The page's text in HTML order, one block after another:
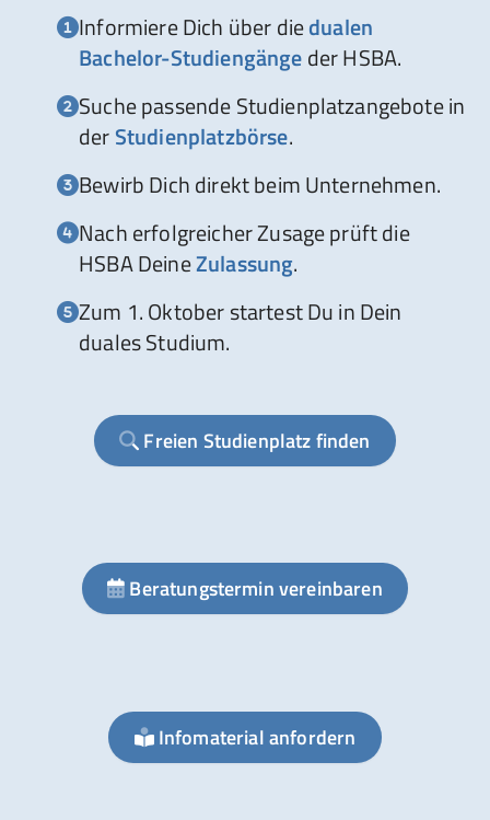
Informiere Dich über diedualen
Bachelor-Studiengängeder HSBA.
Suche passende Studienplatzangebote in
derStudienplatzbörse.
Bewirb Dich direkt beim Unternehmen.
Nach erfolgreicher Zusage prüft die
HSBA DeineZulassung.
Zum 1. Oktober startest Du in Dein
duales Studium.
Freien Studienplatz finden
Beratungstermin vereinbaren
Infomaterial anfordern